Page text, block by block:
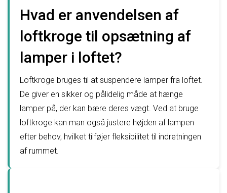
Hvad er anvendelsen af
loftkroge til opsætning af
lamper i loftet?
Loftkroge bruges til at suspendere lamper fra loftet.
De giver en sikker og pålidelig måde at hænge
lamper på, der kan bære deres vægt. Ved at bruge
loftkroge kan man også justere højden af ​​lampen
efter behov, hvilket tilføjer fleksibilitet til indretningen
af ​​rummet.